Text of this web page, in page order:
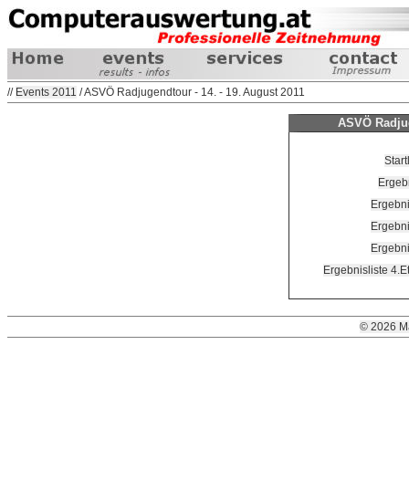
// Events 2011 / ASVÖ Radjugendtour - 14. - 19. August 2011
ASVÖ
Ergebnisliste
© 2026